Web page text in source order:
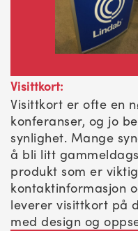
Visittkort:
Visittkort er ofte en
konferanser, og jo
synlighet. Mange
å bli litt
produkt som er
kontaktinformasjon
leverer visittkort på
med design og